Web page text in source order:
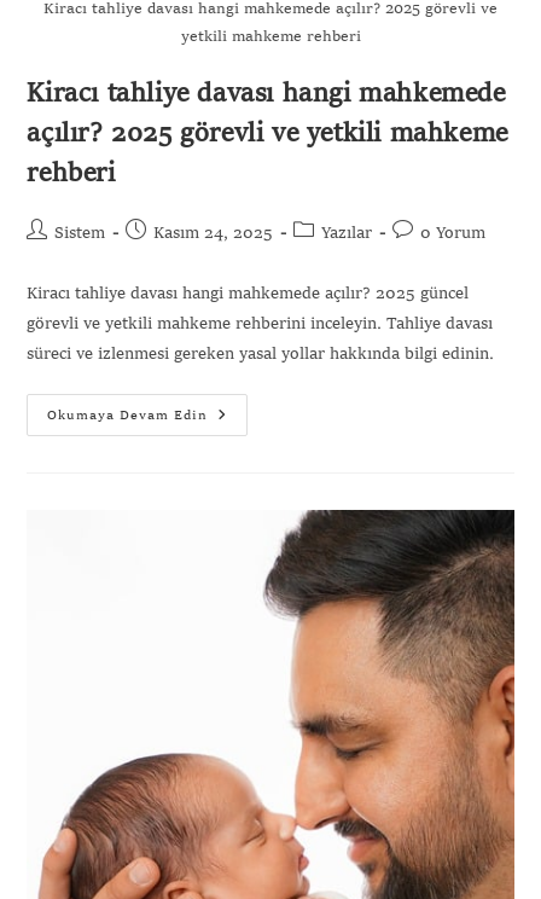
Kiracı tahliye davası hangi mahkemede açılır? 2025 görevli ve
yetkili mahkeme rehberi
Kiracı tahliye davası hangi mahkemede
açılır? 2025 görevli ve yetkili mahkeme
rehberi
Sistem Kasım 24, 2025 Yazılar 0 Yorum
Kiracı tahliye davası hangi mahkemede açılır? 2025 güncel
görevli ve yetkili mahkeme rehberini inceleyin. Tahliye davası
süreci ve izlenmesi gereken yasal yollar hakkında bilgi edinin.
Okumaya Devam Edin